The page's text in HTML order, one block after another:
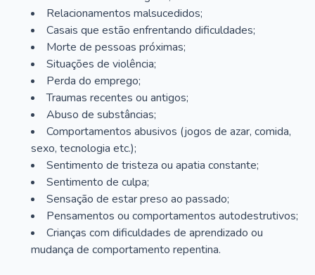
Relacionamentos malsucedidos;
Casais que estão enfrentando dificuldades;
Morte de pessoas próximas;
Situações de violência;
Perda do emprego;
Traumas recentes ou antigos;
Abuso de substâncias;
Comportamentos abusivos (jogos de azar, comida,
sexo, tecnologia etc.);
Sentimento de tristeza ou apatia constante;
Sentimento de culpa;
Sensação de estar preso ao passado;
Pensamentos ou comportamentos autodestrutivos;
Crianças com dificuldades de aprendizado ou
mudança de comportamento repentina.